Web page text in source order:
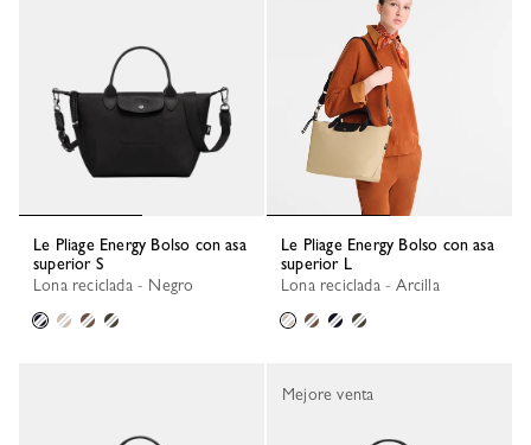
Le Pliage Energy Bolso con asa
superior S
Lona reciclada - Negro
Le Pliage Energy Bolso con asa
superior L
Lona reciclada - Arcilla
Mejore venta